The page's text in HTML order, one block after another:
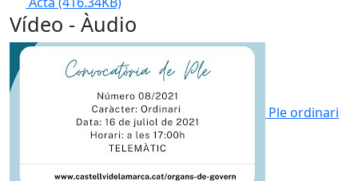
Vídeo - Àudio
Ple ordinari